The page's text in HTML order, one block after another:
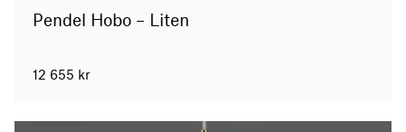
Pendel Hobo – Liten
12 655 kr